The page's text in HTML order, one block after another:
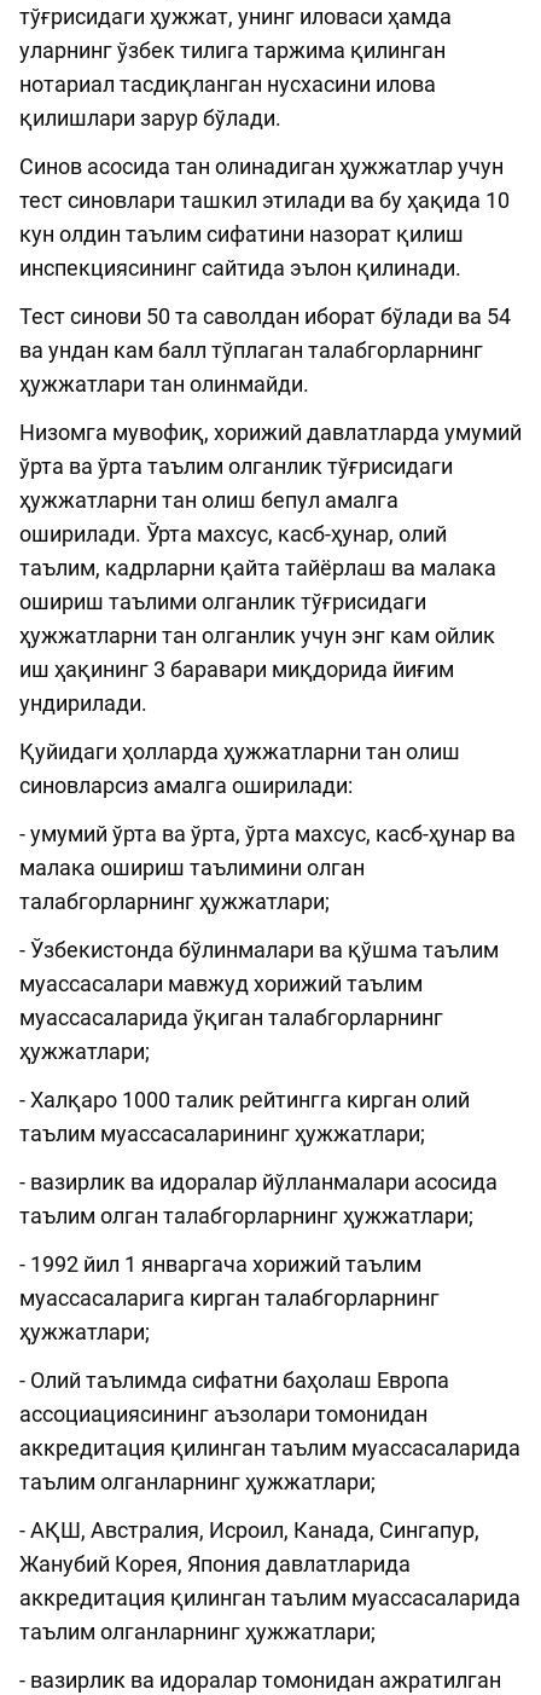
тўғрисидаги ҳужжат, унинг иловаси ҳамда
уларнинг ўзбек тилига таржима қилинган
нотариал тасдиқланган нусхасини илова
қилишлари зарур бўлади.
Синов асосида тан олинадиган ҳужжатлар учун
тест синовлари ташкил этилади ва бу ҳақида 10
кун олдин таълим сифатини назорат қилиш
инспекциясининг сайтида эълон қилинади.
Тест синови 50 та саволдан иборат бўлади ва 54
ва ундан кам балл тўплаган талабгорларнинг
ҳужжатлари тан олинмайди.
Низомга мувофиқ, хорижий давлатларда умумий
ўрта ва ўрта таълим олганлик тўғрисидаги
ҳужжатларни тан олиш бепул амалга
оширилади. Ўрта махсус, касб-ҳунар, олий
таълим, кадрларни қайта тайёрлаш ва малака
ошириш таълими олганлик тўғрисидаги
ҳужжатларни тан олганлик учун энг кам ойлик
иш ҳақининг 3 баравари миқдорида йиғим
ундирилади.
Қуйидаги ҳолларда ҳужжатларни тан олиш
синовларсиз амалга оширилади:
- умумий ўрта ва ўрта, ўрта махсус, касб-ҳунар ва
малака ошириш таълимини олган
талабгорларнинг ҳужжатлари;
- Ўзбекистонда бўлинмалари ва қўшма таълим
муассасалари мавжуд хорижий таълим
муассасаларида ўқиган талабгорларнинг
ҳужжатлари;
- Халқаро 1000 талик рейтингга кирган олий
таълим муассасаларининг ҳужжатлари;
- вазирлик ва идоралар йўлланмалари асосида
таълим олган талабгорларнинг ҳужжатлари;
- 1992 йил 1 январгача хорижий таълим
муассасаларига кирган талабгорларнинг
ҳужжатлари;
- Олий таълимда сифатни баҳолаш Европа
ассоциациясининг аъзолари томонидан
аккредитация қилинган таълим муассасаларида
таълим олганларнинг ҳужжатлари;
- АҚШ, Австралия, Исроил, Канада, Сингапур,
Жанубий Корея, Япония давлатларида
аккредитация қилинган таълим муассасаларида
таълим олганларнинг ҳужжатлари;
- вазирлик ва идоралар томонидан ажратилган